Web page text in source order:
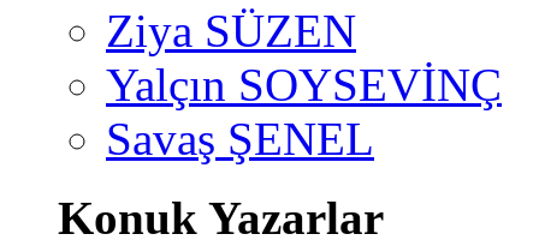
Ziya SÜZEN
Yalçın SOYSEVİNÇ
Savaş ŞENEL
Konuk Yazarlar